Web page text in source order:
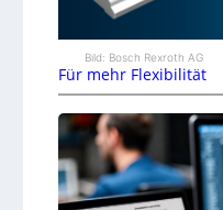
Bild: Bosch Rexroth AG
Für mehr Flexibilität